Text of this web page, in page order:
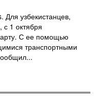
Для узбекистанцев,
1 октября
С ее помощью
транспортными